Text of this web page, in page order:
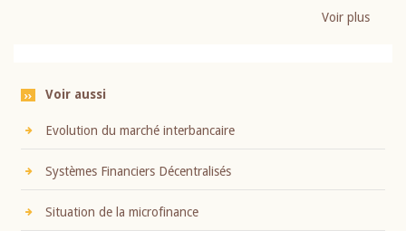
Voir plus
Voir aussi
Evolution du marché interbancaire
Systèmes Financiers Décentralisés
Situation de la microfinance